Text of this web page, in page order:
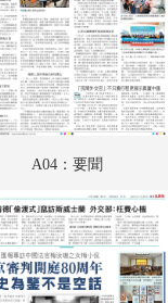
A04：要聞